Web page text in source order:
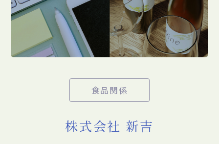
食品関係
株式会社 新吉